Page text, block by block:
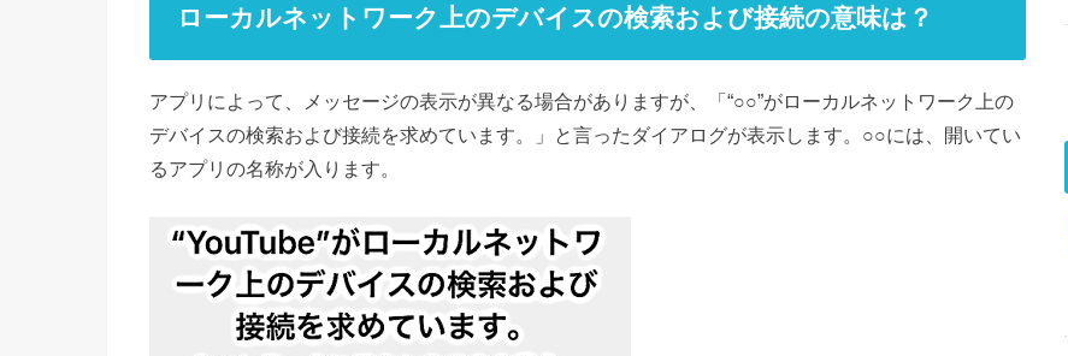
ローカルネットワーク上のデバイスの検索および接続の意味は？
アプリによって、メッセージの表示が異なる場合がありますが、「“○○”がローカルネットワーク上の
デバイスの検索および接続を求めています。」と言ったダイアログが表示します。○○には、開いてい
るアプリの名称が入ります。